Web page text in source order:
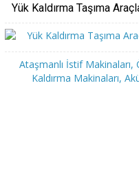
Yük Kaldırma Taşıma
Ataşmanlı İstif
Kaldırma Makinaları,